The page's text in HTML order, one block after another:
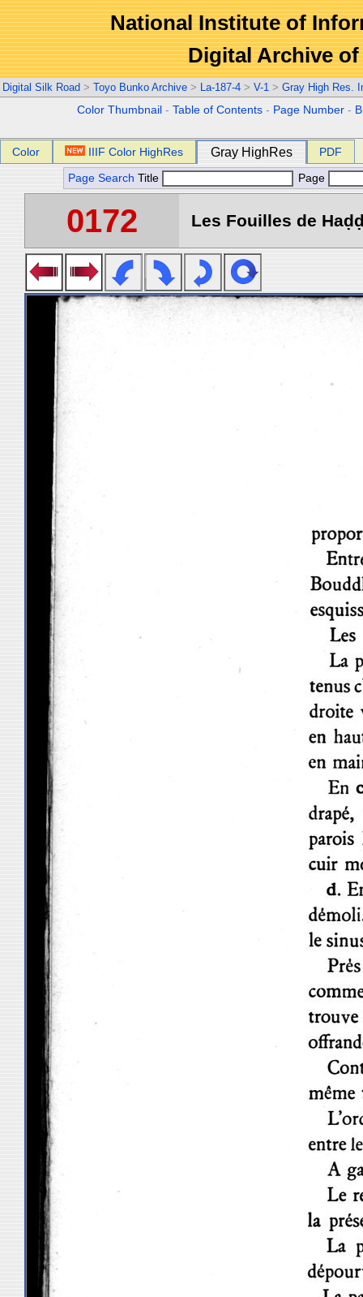
National Institute of
Digital Archive
Digital Silk Road > Toyo Bunko Archive > La-187-4 > V-1 > Gray High Res.
Color Thumbnail -Table of Contents - Page Number -
Color IIIF Color HighRes Gray HighRes PDF
Page Search Title Page
0172 Les Fouilles de